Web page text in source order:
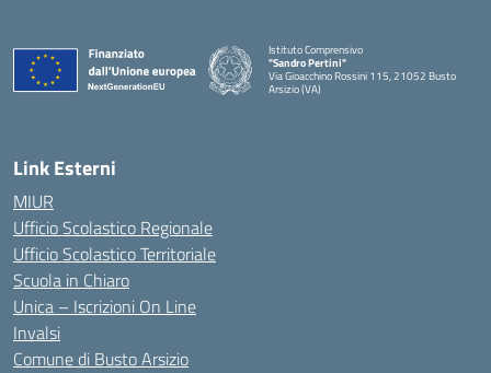
Istituto Comprensivo
"Sandro Pertini"
Via Gioacchino Rossini 115, 21052 Busto
Arsizio (VA)
Link Esterni
MIUR
Ufficio Scolastico Regionale
Ufficio Scolastico Territoriale
Scuola in Chiaro
Unica – Iscrizioni On Line
Invalsi
Comune di Busto Arsizio